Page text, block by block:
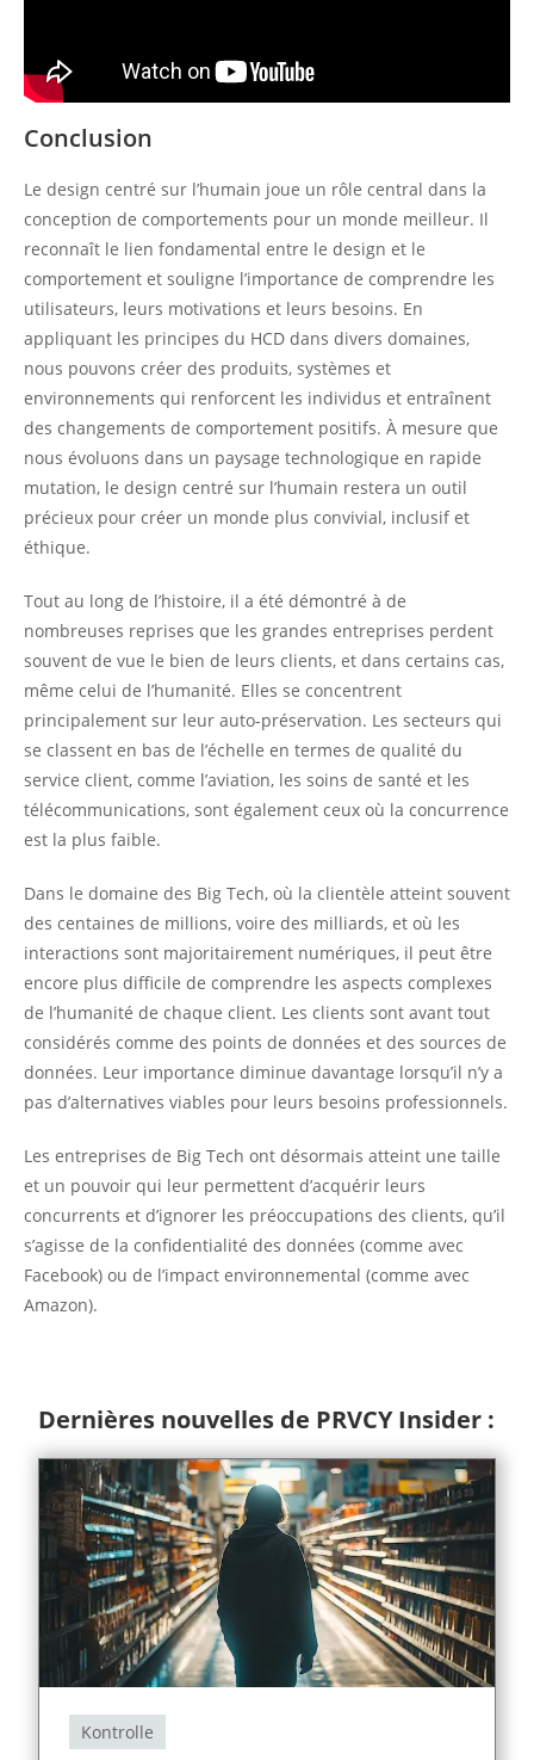
Conclusion
Le design centré sur l’humain joue un rôle central dans la
conception de comportements pour un monde meilleur. Il
reconnaît le lien fondamental entre le design et le
comportement et souligne l’importance de comprendre les
utilisateurs, leurs motivations et leurs besoins. En
appliquant les principes du HCD dans divers domaines,
nous pouvons créer des produits, systèmes et
environnements qui renforcent les individus et entraînent
des changements de comportement positifs. À mesure que
nous évoluons dans un paysage technologique en rapide
mutation, le design centré sur l’humain restera un outil
précieux pour créer un monde plus convivial, inclusif et
éthique.
Tout au long de l’histoire, il a été démontré à de
nombreuses reprises que les grandes entreprises perdent
souvent de vue le bien de leurs clients, et dans certains cas,
même celui de l’humanité. Elles se concentrent
principalement sur leur auto-préservation. Les secteurs qui
se classent en bas de l’échelle en termes de qualité du
service client, comme l’aviation, les soins de santé et les
télécommunications, sont également ceux où la concurrence
est la plus faible.
Dans le domaine des Big Tech, où la clientèle atteint souvent
des centaines de millions, voire des milliards, et où les
interactions sont majoritairement numériques, il peut être
encore plus difficile de comprendre les aspects complexes
de l’humanité de chaque client. Les clients sont avant tout
considérés comme des points de données et des sources de
données. Leur importance diminue davantage lorsqu’il n’y a
pas d’alternatives viables pour leurs besoins professionnels.
Les entreprises de Big Tech ont désormais atteint une taille
et un pouvoir qui leur permettent d’acquérir leurs
concurrents et d’ignorer les préoccupations des clients, qu’il
s’agisse de la confidentialité des données (comme avec
Facebook) ou de l’impact environnemental (comme avec
Amazon).
Dernières nouvelles de PRVCY Insider :
Kontrolle